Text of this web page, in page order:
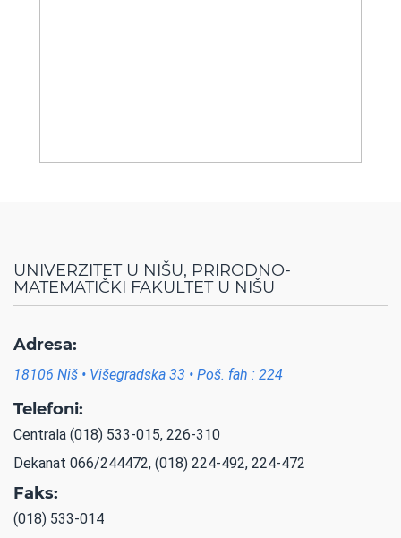
UNIVERZITET U NIŠU, PRIRODNO-
MATEMATIČKI FAKULTET U NIŠU
Adresa:
18106 Niš • Višegradska 33 • Poš. fah : 224
Telefoni:
Centrala (018) 533-015, 226-310
Dekanat 066/244472, (018) 224-492, 224-472
Faks:
(018) 533-014